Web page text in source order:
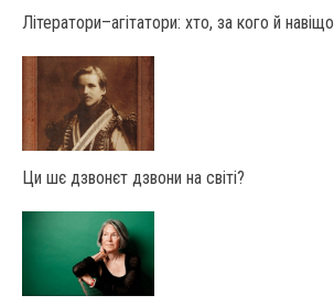
Літератори–агітатори: хто, за кого й навіщо
Ци шє дзвонєт дзвони на світі?